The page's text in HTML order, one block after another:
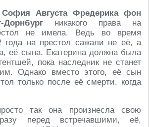
София Августа Фредерика фон
Дорнбург никакого права на
не имела. Ведь во время
года на престол сажали не её, а
её сына. Екатерина должна была
пока наследник не станет
Однако вместо этого, её сын
только после её смерти, когда
так она произнесла свою
перед встречавшими, её,